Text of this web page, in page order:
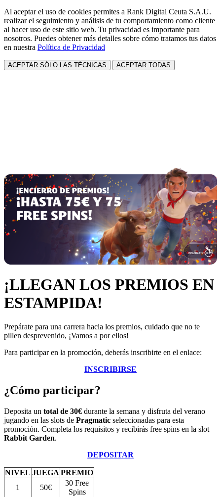
Al aceptar el uso de cookies permites a Rank Digital Ceuta S.A.U.
realizar el seguimiento y análisis de tu comportamiento como cliente
al hacer uso de este sitio web. Tu privacidad es importante para
nosotros. Puedes obtener más detalles sobre cómo tratamos tus datos
en nuestra Política de Privacidad
ACEPTAR SÓLO LAS TÉCNICAS ACEPTAR TODAS
¡LLEGAN LOS PREMIOS EN
ESTAMPIDA!
Prepárate para una carrera hacia los premios, cuidado que no te
pillen desprevenido, ¡Vamos a por ellos!
Para participar en la promoción, deberás inscribirte en el enlace:
INSCRIBIRSE
¿Cómo participar?
Deposita un total de 30€ durante la semana y disfruta del verano
jugando en las slots de Pragmatic seleccionadas para esta
promoción. Completa los requisitos y recibirás free spins en la slot
Rabbit Garden.
DEPOSITAR
NIVEL JUEGA PREMIO
1
50€
30 Free
Spins